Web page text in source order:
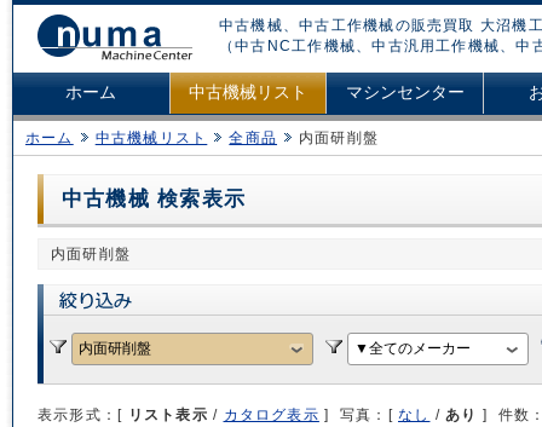
中古機械、中古工作機械の販売買取 大沼機
（中古NC工作機械、中古汎用工作機械、
ホーム 中古機械リスト マシンセンター
ホーム 中古機械リスト 全商品 内面研削盤
中古機械 検索表示
内面研削盤
表示形式：[ リスト表示 / カタログ表示 ] 写真：[ なし / あり ] 件数